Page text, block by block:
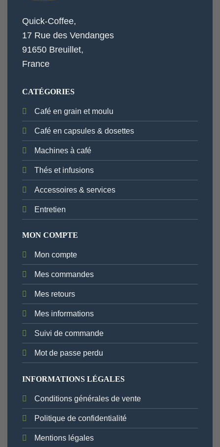
Quick-Coffee,
17 Rue des Vendanges
91650 Breuillet,
France
CATÉGORIES
Café en grain et moulu
Café en capsules & dosettes
Machines à café
Thés et infusions
Accessoires & services
Entretien
MON COMPTE
Mon compte
Mes commandes
Mes retours
Mes informations
Suivi de commande
Mot de passe perdu
INFORMATIONS LÉGALES
Conditions générales de vente
Politique de confidentialité
Mentions légales